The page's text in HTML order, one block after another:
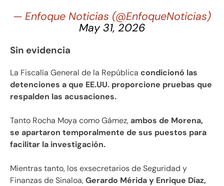
— Enfoque Noticias (@EnfoqueNoticias)
May 31, 2026
Sin evidencia
La Fiscalía General de la República condicionó las
detenciones a que EE.UU. proporcione pruebas que
respalden las acusaciones.
Tanto Rocha Moya como Gámez,ambos de Morena,
se apartaron temporalmente de sus puestos para
facilitar la investigación.
Mientras tanto, los exsecretarios de Seguridad y
Finanzas de Sinaloa,Gerardo Mérida y Enrique Díaz,